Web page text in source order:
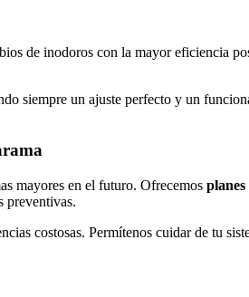
de inodoros con la mayor eficiencia
siempre un ajuste perfecto y un
mayores en el futuro. Ofrecemos
preventivas.
costosas. Permítenos cuidar de tu